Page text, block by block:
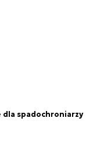
dla spadochroniarzy